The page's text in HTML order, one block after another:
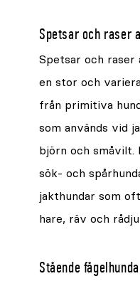
Spetsar och raser
Spetsar och
en stor och
från primitiva
som används vid
björn och småvilt.
sök- och
jakthundar som
hare, räv och
Stående